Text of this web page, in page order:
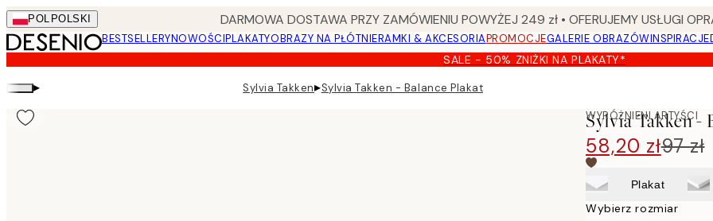
Skip
to
main
content.
POL POLSKI DARMOWA DOSTAWA PRZY ZAMÓWIENIU POWYŻEJ 249 zł • OFERUJEMY USŁUGI
BESTSELLERYNOWOŚCIPLAKATYOBRAZY NA PŁÓTNIERAMKI & AKCESORIAPROMOCJEGALERIE OBRAZÓWINSPIRACJE
SALE - 50% ZNIŻKI NA PLAKATY*
▸ Sylvia Takken▸Sylvia Takken - Balance Plakat
WYRÓŻNIENI ARTYŚCI
Sylvia Takken -
58,20 zł97 zł
Plakat
Wybierz rozmiar